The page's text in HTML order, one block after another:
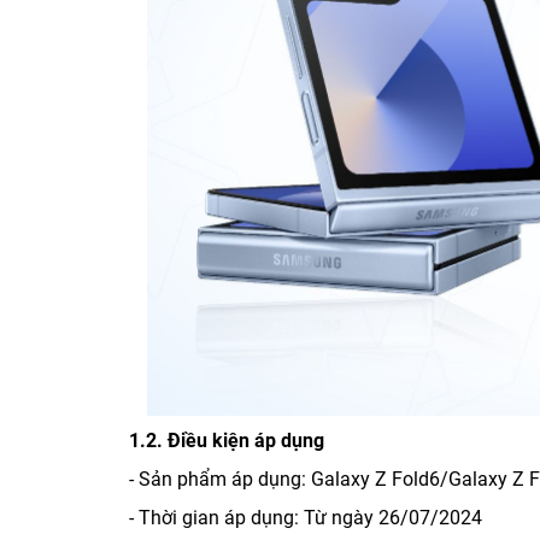
1.2. Điều kiện áp dụng
- Sản phẩm áp dụng: Galaxy Z Fold6/Galaxy Z
- Thời gian áp dụng: Từ ngày 26/07/2024